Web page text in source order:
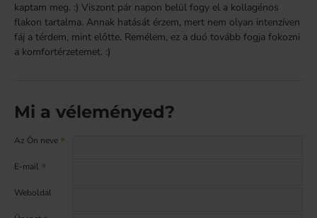
kaptam meg. :) Viszont pár napon belül fogy el a kollagénos
flakon tartalma. Annak hatását érzem, mert nem olyan intenzíven
fáj a térdem, mint előtte. Remélem, ez a duó tovább fogja fokozni
a komfortérzetemet. :)
Mi a véleményed?
Az Ön neve
E-mail
Weboldal